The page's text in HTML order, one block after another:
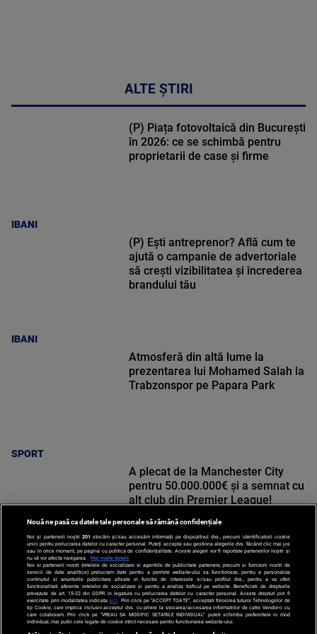
ALTE ȘTIRI
IBANI
(P) Piața fotovoltaică din București
în 2026: ce se schimbă pentru
proprietarii de case și firme
IBANI
(P) Ești antreprenor? Află cum te
ajută o campanie de advertoriale
să crești vizibilitatea și încrederea
brandului tău
SPORT
Atmosferă din altă lume la
prezentarea lui Mohamed Salah la
Trabzonspor pe Papara Park
SPORT
A plecat de la Manchester City
pentru 50.000.000€ și a semnat cu
alt club din Premier League!
Nouă ne pasă ca datele tale personale să rămână confidențiale
Noi și partenerii noștri 201 stocăm și/sau accesăm informații pe dispozitivul dvs., precum identificatorii cookie
unici pentru prelucrarea datelor cu caracter personal. Puteți accepta sau gestiona alegerile dvs. făcând clic mai jos
sau în orice moment, pe pagina cu politica de confidențialitate. Aceste alegeri vor fi raportate partenerilor noștri și
nu vă vor afecta navigarea.
Mai multe detalii
Noi si partenerii nostri (retelele de socializare si agentiile de publicitate partenere, precum si furnizorii nostri de
servicii de date analitice) prelucram date pentru a permite website-ului sa functioneze, pentru a personaliza
continutul si anunturile publicitare afisate in functie de interesele si/sau profilul dvs., pentru a va oferi
functionalitati aferente retelelor de socializare si pentru a analiza traficul pe website. Beneficiati de drepturile
prevazute de art. 15-22 din GDPR in legatura cu prelucrarea datelor cu caracter personal. Aceste drepturi pot fi
exercitate prin modalitatea indicataaici . Prin click pe “ACCEPT TOATE”, acceptati folosirea tuturor Tehnologiilor de
tip Cookie, care implica inclusiv acceptul dvs. cu privire la stocarea/accesarea informatiilor de catre Vendor-ii cu
care colaboram. Prin click pe “VREAU SA MODIFIC SETARILE INDIVIDUAL” puteti schimba preferintele in mod
individual, mai putin cele legate de cookie strict necesare pentru functionarea website-ului.